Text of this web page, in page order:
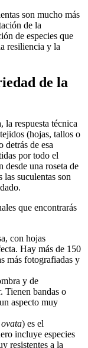
son mucho más
de la
de especies que
resiliencia y la
de la
la respuesta técnica
(hojas, tallos o
detrás de esa
por todo el
desde una roseta de
suculentas son
que encontrarás
con hojas
Hay más de 150
más fotografiadas y
y de
Tienen bandas o
aspecto muy
) es el
incluye especies
resistentes a la